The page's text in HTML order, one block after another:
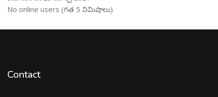
ఆన్ లైను వాడుకరులు ను తప్పించు
No online users (గత 5 నిమిషాలు)
Contact